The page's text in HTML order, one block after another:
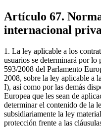
Artículo 67.
internacional
1. La ley aplicable a los
usuarios se determinará por
593/2008 del Parlamento
2008, sobre la ley aplicable a
I), así como por las demás
Europea que les sean de
determinar el contenido de la
subsidiariamente la ley
protección frente a las